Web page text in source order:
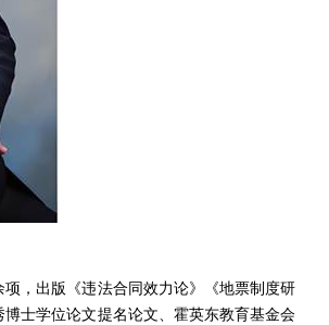
，出版《违法合同效力论》《地票制度研
士学位论文提名论文、霍英东教育基金会